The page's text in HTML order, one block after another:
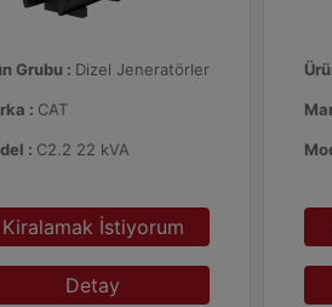
Grubu : Dizel Jeneratörler
: CAT
: C2.2 22 kVA
Kiralamak İstiyorum
Detay